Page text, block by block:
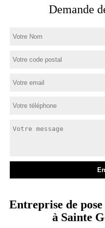
Demande
Entreprise de
à Sainte